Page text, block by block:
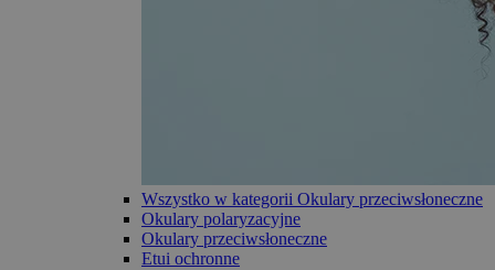
Wszystko w kategorii Okulary przeciwsłoneczne
Okulary polaryzacyjne
Okulary przeciwsłoneczne
Etui ochronne